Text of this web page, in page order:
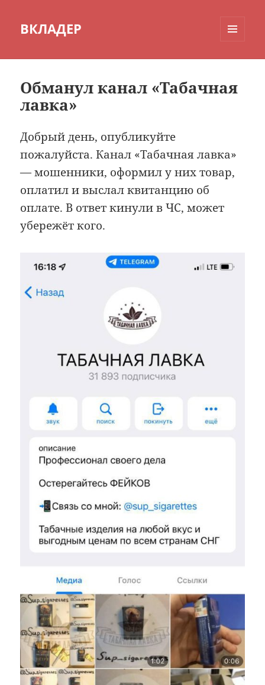
ВКЛАДЕР
Обманул канал «Табачная
лавка»
Добрый день, опубликуйте
пожалуйста. Канал «Табачная лавка»
— мошенники, оформил у них товар,
оплатил и выслал квитанцию об
оплате. В ответ кинули в ЧС, может
убережёт кого.